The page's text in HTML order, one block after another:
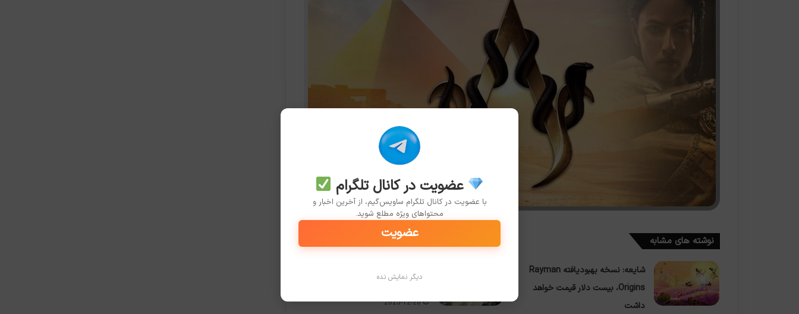
نوشته های مشابه
شایعه: نسخه بهبودیافته Rayman
Origins، بیست دلار قیمت خواهد
داشت
2025-12-26
عضویت در کانال تلگرام
با عضویت در کانال تلگرام ساویس‌گیم، از آخرین اخبار و
محتواهای ویژه مطلع شوید.
عضویت
دیگر نمایش نده